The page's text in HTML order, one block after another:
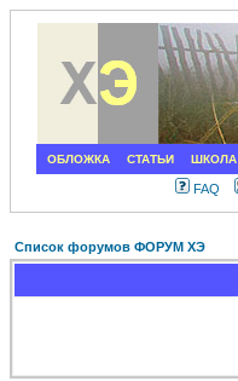
ОБЛОЖКА СТАТЬИ ШКОЛА
FAQ
Список форумов ФОРУМ ХЭ